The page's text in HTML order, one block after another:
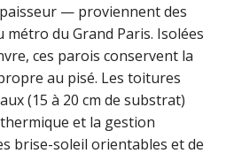
— proviennent des
métro du Grand Paris. Isolées
ces parois conservent la
au pisé. Les toitures
(15 à 20 cm de substrat)
et la gestion
brise-soleil orientables et de